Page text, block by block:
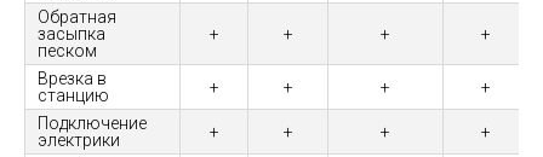
Обратная
засыпка
песком
+ + + +
Врезка в
станцию
+ + +
+
Подключение
электрики
+ + +
+